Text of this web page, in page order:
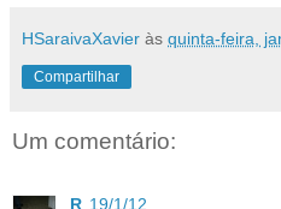
HSaraivaXavier às quinta-feira,
Compartilhar
Um comentário:
R 19/1/12